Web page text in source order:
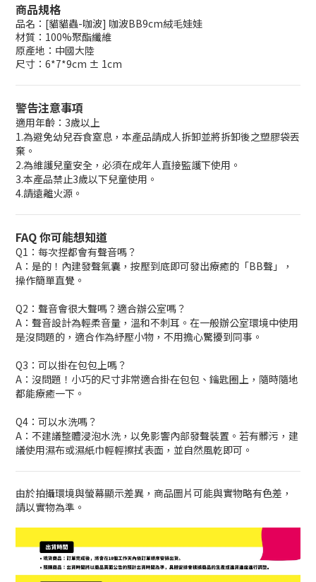
商品規格
品名：[貓貓蟲-咖波] 咖波BB9cm絨毛娃娃
材質：100%聚酯纖維
原產地：中國大陸
尺寸：6*7*9cm ± 1cm
警告注意事項
適用年齡：3歲以上
1.為避免幼兒吞食窒息，本產品請成人拆卸並將拆卸後之塑膠袋丟
棄。
2.為維護兒童安全，必須在成年人直接監護下使用。
3.本產品禁止3歲以下兒童使用。
4.請遠離火源。
FAQ 你可能想知道
Q1：每次捏都會有聲音嗎？
A：是的！內建發聲氣囊，按壓到底即可發出療癒的「BB聲」，
操作簡單直覺。
Q2：聲音會很大聲嗎？適合辦公室嗎？
A：聲音設計為輕柔音量，溫和不刺耳。在一般辦公室環境中使用
是沒問題的，適合作為紓壓小物，不用擔心驚擾到同事。
Q3：可以掛在包包上嗎？
A：沒問題！小巧的尺寸非常適合掛在包包、鑰匙圈上，隨時隨地
都能療癒一下。
Q4：可以水洗嗎？
A：不建議整體浸泡水洗，以免影響內部發聲裝置。若有髒污，建
議使用濕布或濕紙巾輕輕擦拭表面，並自然風乾即可。
由於拍攝環境與螢幕顯示差異，商品圖片可能與實物略有色差，
請以實物為準。